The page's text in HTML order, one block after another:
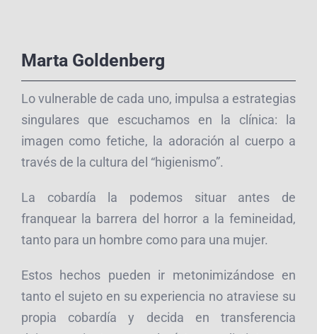
Marta Goldenberg
Lo vulnerable de cada uno, impulsa a estrategias
singulares que escuchamos en la clínica: la
imagen como fetiche, la adoración al cuerpo a
través de la cultura del “higienismo”.
La cobardía la podemos situar antes de
franquear la barrera del horror a la femineidad,
tanto para un hombre como para una mujer.
Estos hechos pueden ir metonimizándose en
tanto el sujeto en su experiencia no atraviese su
propia cobardía y decida en transferencia